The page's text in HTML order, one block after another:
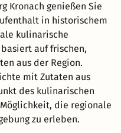
Kronach genießen Sie
in historischem
kulinarische
auf frischen,
aus der Region.
mit Zutaten aus
des kulinarischen
die regionale
zu erleben.